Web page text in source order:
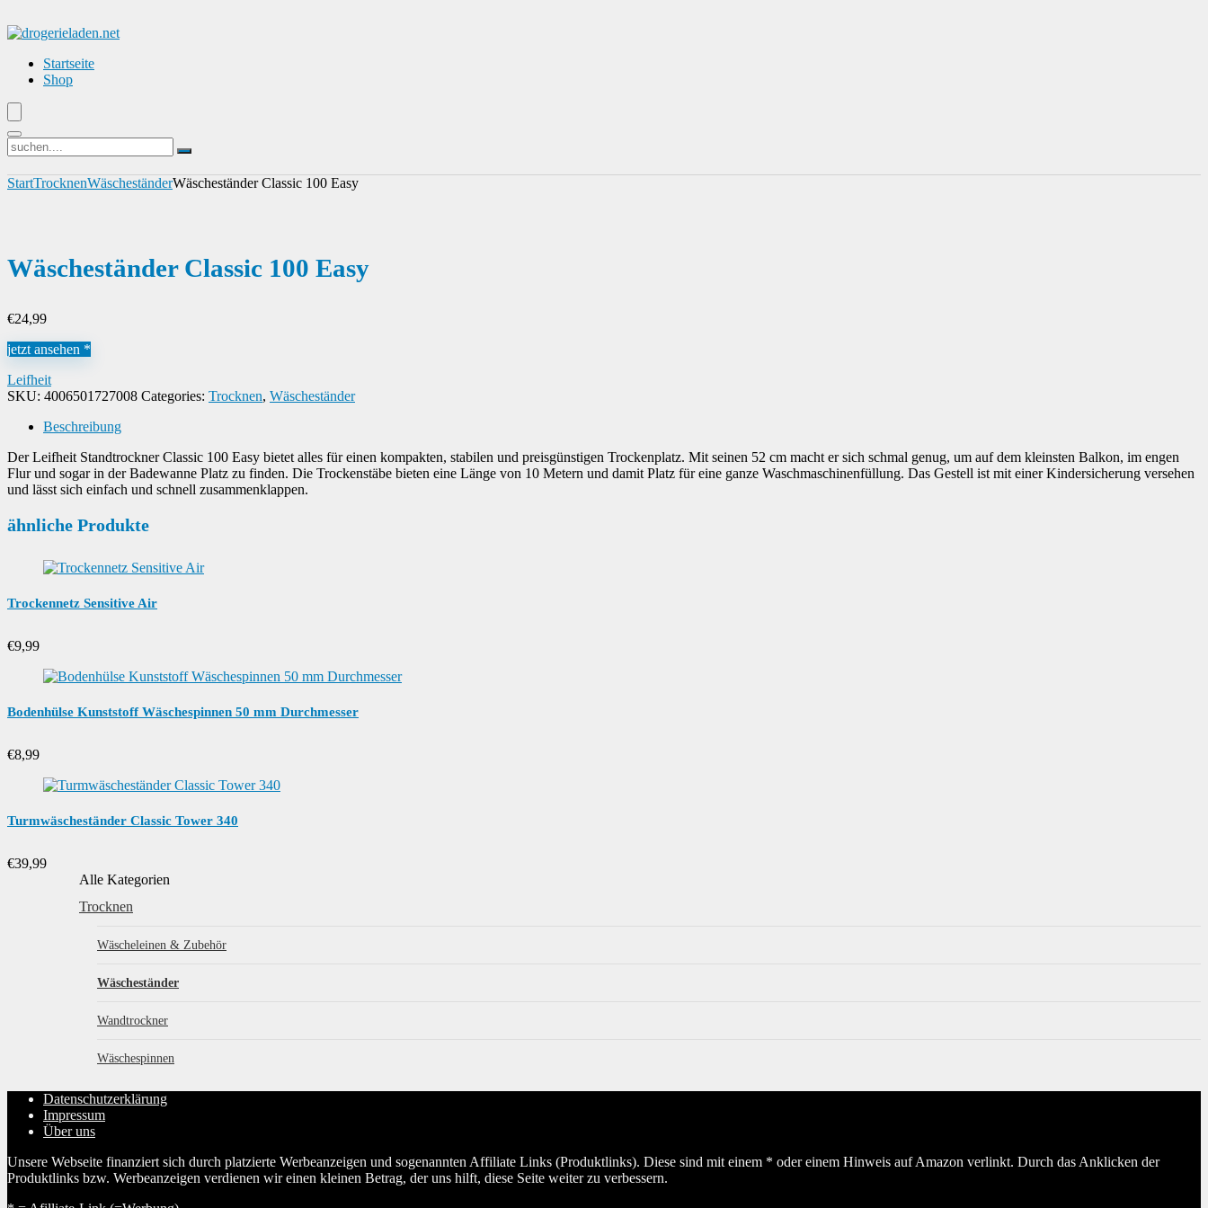
Startseite
Shop
StartTrocknenWäscheständerWäscheständer Classic 100 Easy
Wäscheständer Classic 100 Easy
€24,99
jetzt ansehen *
Leifheit
SKU: 4006501727008 Categories: Trocknen, Wäscheständer
Beschreibung
Der Leifheit Standtrockner Classic 100 Easy bietet alles für einen kompakten, stabilen und preisgünstigen Trockenplatz. Mit seinen 52 cm macht er sich schmal genug, um auf dem kleinsten Balkon, im engen
Flur und sogar in der Badewanne Platz zu finden. Die Trockenstäbe bieten eine Länge von 10 Metern und damit Platz für eine ganze Waschmaschinenfüllung. Das Gestell ist mit einer Kindersicherung versehen
und lässt sich einfach und schnell zusammenklappen.
ähnliche Produkte
Trockennetz Sensitive Air
€9,99
Bodenhülse Kunststoff Wäschespinnen 50 mm Durchmesser
€8,99
Turmwäscheständer Classic Tower 340
€39,99
Alle Kategorien
Trocknen
Wäscheleinen & Zubehör
Wäscheständer
Wandtrockner
Wäschespinnen
Datenschutzerklärung
Impressum
Über uns
Unsere Webseite finanziert sich durch platzierte Werbeanzeigen und sogenannten Affiliate Links (Produktlinks). Diese sind mit einem * oder einem Hinweis auf Amazon verlinkt. Durch das Anklicken der
Produktlinks bzw. Werbeanzeigen verdienen wir einen kleinen Betrag, der uns hilft, diese Seite weiter zu verbessern.